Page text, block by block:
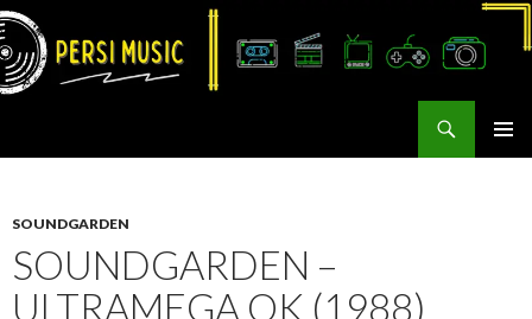
SOUNDGARDEN
SOUNDGARDEN –
ULTRAMEGA OK (1988)